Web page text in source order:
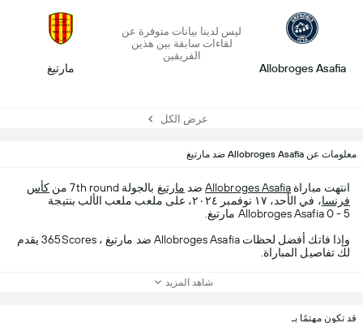
Allobroges Asafia
ليس لدينا بيانات متوفرة عن
لقاءات سابقة بين هذين
الفريقين
مارتيغ
عرض الكل
معلومات عن Allobroges Asafia ضد مارتيغ
انتهت مباراة Allobroges Asafiaضد مارتيغ بالجولة 7th round من
كأس
فرنسا
، في الأحد، ١٧ نوفمبر ٢٠٢٤، على ملعب ملعب الألب بنتيجة
Allobroges Asafia 0 - 5 مارتيغ.
وإذا فاتك أفضل لحظات Allobroges Asafia ضد مارتيغ ، 365Scores يقدم
لك تفاصيل المباراة.
شاهد المزيد
قد تكون مهتمًا بـ